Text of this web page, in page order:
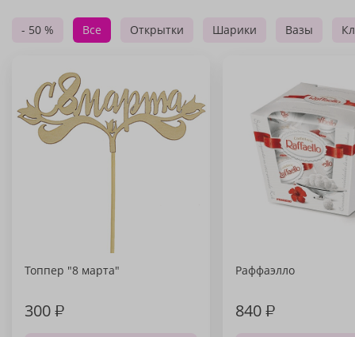
- 50 % Все Открытки Шарики Вазы
Топпер "8 марта"
300₽
Раффаэлло
840₽